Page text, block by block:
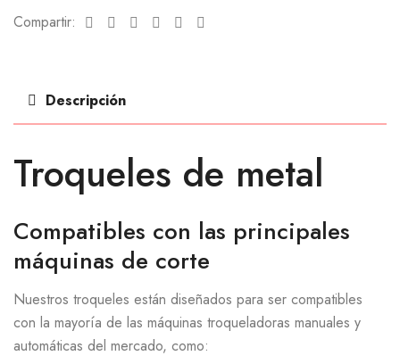
Compartir:
Facebook
TwitterLinkedinGoogle+Pinterest
Descripción
Troqueles de metal
Compatibles con las principales
máquinas de corte
Nuestros troqueles están diseñados para ser compatibles
con la mayoría de las máquinas troqueladoras manuales y
automáticas del mercado, como: